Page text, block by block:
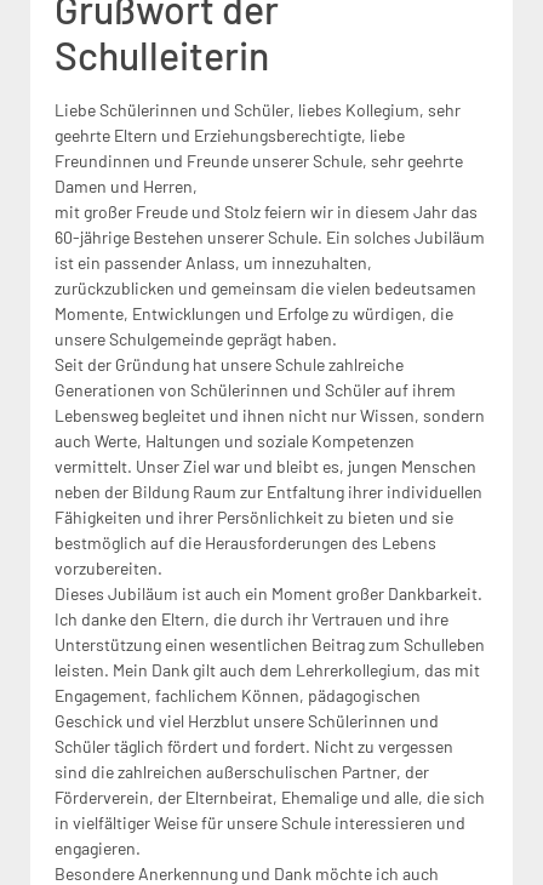
Schulleiterin
Liebe Schülerinnen und Schüler, liebes Kollegium, sehr
geehrte Eltern und Erziehungsberechtigte, liebe
Freundinnen und Freunde unserer Schule, sehr geehrte
Damen und Herren,
mit großer Freude und Stolz feiern wir in diesem Jahr das
60-jährige Bestehen unserer Schule. Ein solches Jubiläum
ist ein passender Anlass, um innezuhalten,
zurückzublicken und gemeinsam die vielen bedeutsamen
Momente, Entwicklungen und Erfolge zu würdigen, die
unsere Schulgemeinde geprägt haben.
Seit der Gründung hat unsere Schule zahlreiche
Generationen von Schülerinnen und Schüler auf ihrem
Lebensweg begleitet und ihnen nicht nur Wissen, sondern
auch Werte, Haltungen und soziale Kompetenzen
vermittelt. Unser Ziel war und bleibt es, jungen Menschen
neben der Bildung Raum zur Entfaltung ihrer individuellen
Fähigkeiten und ihrer Persönlichkeit zu bieten und sie
bestmöglich auf die Herausforderungen des Lebens
vorzubereiten.
Dieses Jubiläum ist auch ein Moment großer Dankbarkeit.
Ich danke den Eltern, die durch ihr Vertrauen und ihre
Unterstützung einen wesentlichen Beitrag zum Schulleben
leisten. Mein Dank gilt auch dem Lehrerkollegium, das mit
Engagement, fachlichem Können, pädagogischen
Geschick und viel Herzblut unsere Schülerinnen und
Schüler täglich fördert und fordert. Nicht zu vergessen
sind die zahlreichen außerschulischen Partner, der
Förderverein, der Elternbeirat, Ehemalige und alle, die sich
in vielfältiger Weise für unsere Schule interessieren und
engagieren.
Besondere Anerkennung und Dank möchte ich auch